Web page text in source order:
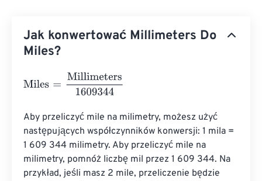
Jak konwertować Millimeters Do
Miles?
Miles Millimeters1609344
Aby przeliczyć mile na milimetry, możesz użyć
następujących współczynników konwersji: 1 mila =
1 609 344 milimetry. Aby przeliczyć mile na
milimetry, pomnóż liczbę mil przez 1 609 344. Na
przykład, jeśli masz 2 mile, przeliczenie będzie